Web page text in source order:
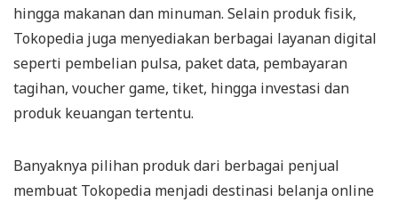
hingga makanan dan minuman. Selain produk fisik,
Tokopedia juga menyediakan berbagai layanan digital
seperti pembelian pulsa, paket data, pembayaran
tagihan, voucher game, tiket, hingga investasi dan
produk keuangan tertentu.
Banyaknya pilihan produk dari berbagai penjual
membuat Tokopedia menjadi destinasi belanja online